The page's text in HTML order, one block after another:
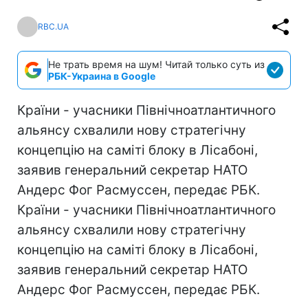
RBC.UA
Не трать время на шум! Читай только суть из
РБК-Украина в Google
Країни - учасники Північноатлантичного
альянсу схвалили нову стратегічну
концепцію на саміті блоку в Лісабоні,
заявив генеральний секретар НАТО
Андерс Фог Расмуссен, передає РБК.
Країни - учасники Північноатлантичного
альянсу схвалили нову стратегічну
концепцію на саміті блоку в Лісабоні,
заявив генеральний секретар НАТО
Андерс Фог Расмуссен, передає РБК.